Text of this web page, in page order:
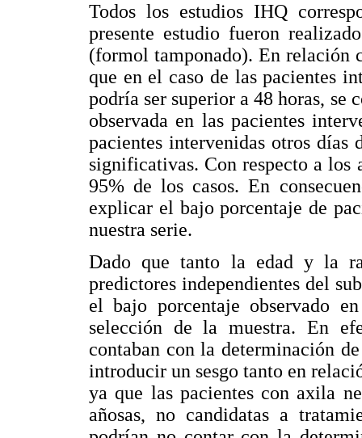
Todos los estudios IHQ
presente estudio fueron
(formol tamponado). En relación
que en el caso de las pacientes
podría ser superior a 48 horas, se
observada en las pacientes
pacientes intervenidas otros días
significativas. Con respecto a los
95% de los casos. En
explicar el bajo porcentaje de
nuestra serie.
Dado que tanto la edad y la
predictores independientes del
el bajo porcentaje observado
selección de la muestra. En
contaban con la determinación
introducir un sesgo tanto en
ya que las pacientes con axila
añosas, no candidatas a